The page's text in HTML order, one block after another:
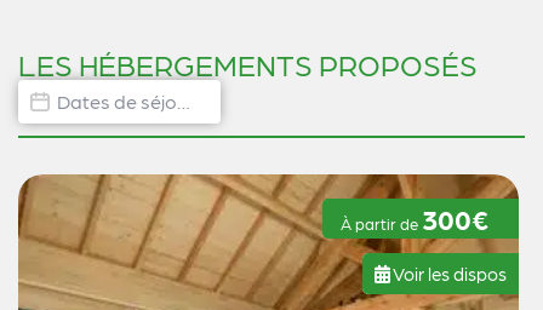
LES HÉBERGEMENTS PROPOSÉS
Dates de disponibilité hébergement
Date
À partir de 300€
Voir les dispos